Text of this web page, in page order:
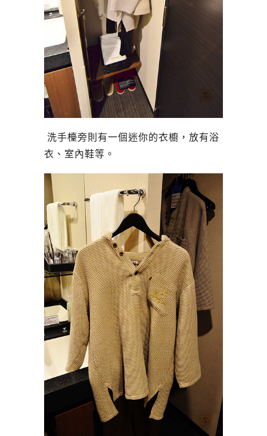
洗手檯旁則有一個迷你的衣櫥，放有浴
衣、室內鞋等。